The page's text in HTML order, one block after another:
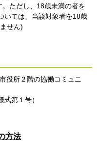
ただし、18歳未満の者を
いては、当該対象者を18歳
せん)
役所２階の協働コミュニ
式第１号）
方法